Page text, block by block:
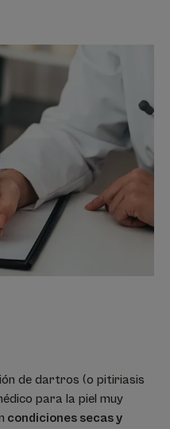
de dartros (o pitiriasis
para la piel muy
condiciones secas y